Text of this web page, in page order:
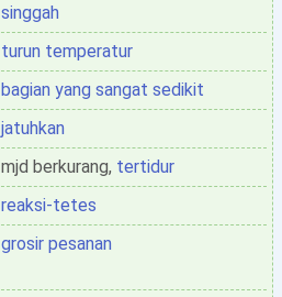
singgah
turun temperatur
bagian yang sangat sedikit
jatuhkan
mjd berkurang, tertidur
reaksi-tetes
grosir pesanan